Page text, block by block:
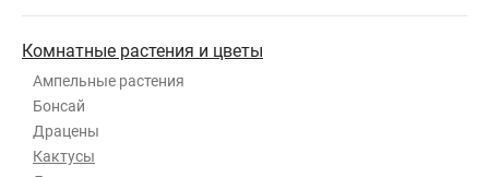
Комнатные растения и цветы
Ампельные растения
Бонсай
Драцены
Кактусы